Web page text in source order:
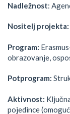
Nadležnost:
Nositelj projekta:
Program:
obrazovanje,
Potprogram:
Aktivnost:
pojedince